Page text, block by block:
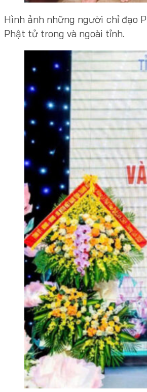
Hình ảnh những người chỉ đạo
Phật tử trong và ngoài tỉnh.